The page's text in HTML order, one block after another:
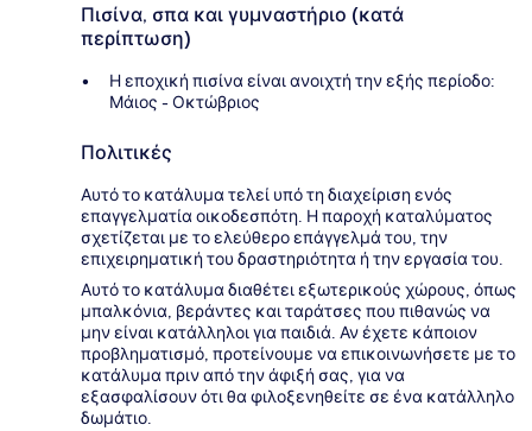
Πισίνα, σπα και γυμναστήριο (κατά
περίπτωση)
Η εποχική πισίνα είναι ανοιχτή την εξής περίοδο:
Μάιος - Οκτώβριος
Πολιτικές
Αυτό το κατάλυμα τελεί υπό τη διαχείριση ενός
επαγγελματία οικοδεσπότη. Η παροχή καταλύματος
σχετίζεται με το ελεύθερο επάγγελμά του, την
επιχειρηματική του δραστηριότητα ή την εργασία του.
Αυτό το κατάλυμα διαθέτει εξωτερικούς χώρους, όπως
μπαλκόνια, βεράντες και ταράτσες που πιθανώς να
μην είναι κατάλληλοι για παιδιά. Αν έχετε κάποιον
προβληματισμό, προτείνουμε να επικοινωνήσετε με το
κατάλυμα πριν από την άφιξή σας, για να
εξασφαλίσουν ότι θα φιλοξενηθείτε σε ένα κατάλληλο
δωμάτιο.